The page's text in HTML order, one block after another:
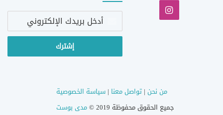
انستقرام
أدخل
الإلكتروني
من نحن |تواصل معنا |سياسة الخصوصية
جميع الحقوق محفوظة 2019 ©
مدى بوست